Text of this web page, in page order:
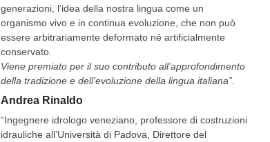
generazioni, l’idea della nostra lingua come un
organismo vivo e in continua evoluzione, che non può
essere arbitrariamente deformato né artificialmente
conservato.
Viene premiato per il suo contributo all’approfondimento
della tradizione e dell’evoluzione della lingua italiana”.
Andrea Rinaldo
“Ingegnere idrologo veneziano, professore di costruzioni
idrauliche all’Università di Padova, Direttore del